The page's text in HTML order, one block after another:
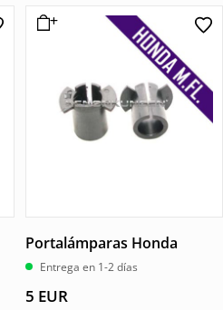
Portalámparas Honda
Entrega en 1-2 días
5 EUR